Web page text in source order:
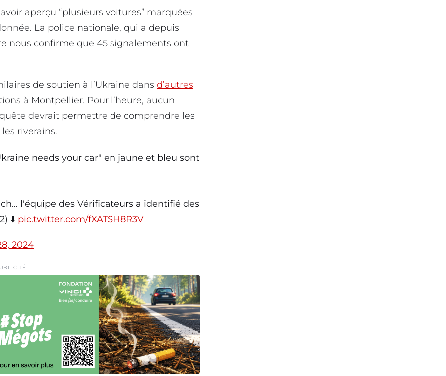
aperçu “plusieurs voitures” marquées
La police nationale, qui a depuis
nous confirme que 45 signalements ont
de soutien à l’Ukraine dans d’autres
à Montpellier. Pour l’heure, aucun
devrait permettre de comprendre les
riverains.
needs your car" en jaune et bleu sont
l'équipe des Vérificateurs a identifié des
⬇️ pic.twitter.com/fXATSH8R3V
2024